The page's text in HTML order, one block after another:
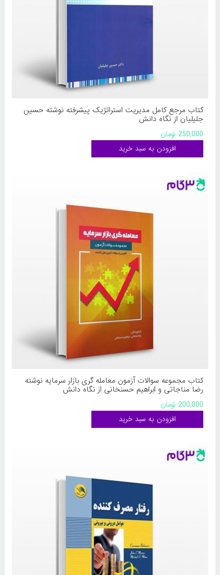
کتاب مرجع کامل مدیریت استراتژیک پیشرفته نوشته حسین
جلیلیان از نگاه دانش
250,000 تومان
کتاب مجموعه سوالات آزمون معامله گری بازار سرمایه نوشته
رضا مناجاتی و ابراهیم حسنخانی از نگاه دانش
200,000 تومان